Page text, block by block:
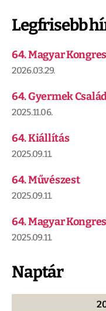
Legfrisebb
64. Magyar
2026.03.29.
64. Gyermek
2025.11.06.
64. Kiállítás
2025.09.11.
64. Művészest
2025.09.11.
64. Magyar
2025.09.11.
Naptár